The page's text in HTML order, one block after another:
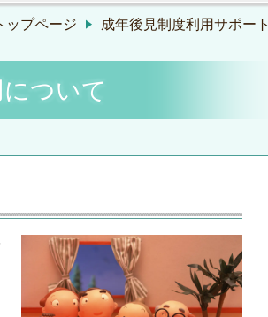
ップページ 成年後見制度利用サポート
ついて